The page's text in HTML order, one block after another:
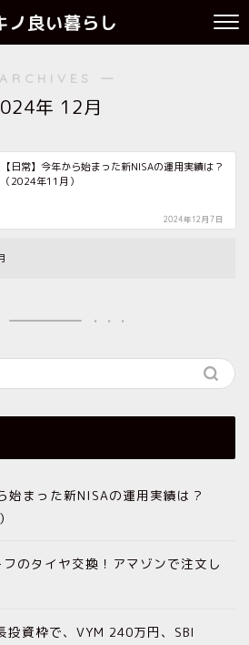
ノ良い暮らし
―
年 12月
【日常】今年から始まった新NISAの運用実績は？
（2024年11月）
2024年12月7日
始まった新NISAの運用実績は？
フのタイヤ交換！アマゾンで注文し
投資枠で、VYM 240万円、SBI